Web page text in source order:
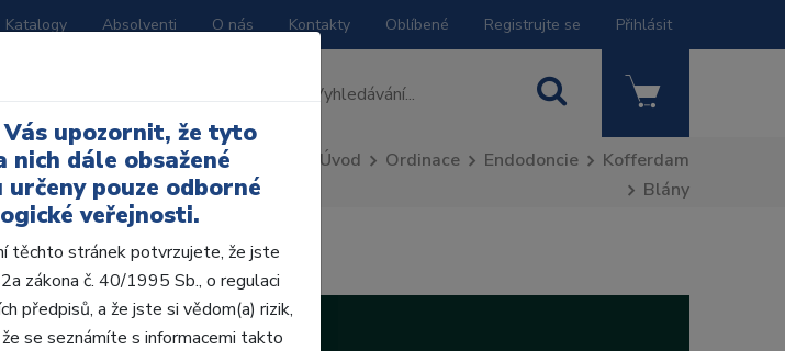
Katalogy Absolventi O nás Kontakty Oblíbené Registrujte se Přihlásit
Úvod Ordinace Endodoncie
Kofferdam
Blány
upozornit, že tyto
nich dále obsažené
pouze odborné
veřejnosti.
těchto stránek potvrzujete, že jste
zákona č. 40/1995 Sb., o regulaci
předpisů, a že jste si vědom(a) rizik,
se seznámíte s informacemi takto